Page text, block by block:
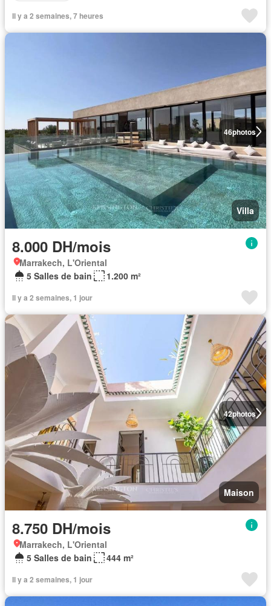
Il y a 2 semaines, 7 heures
46photos
Villa
8.000 DH/mois
Marrakech, L'Oriental
5 Salles de bain
1.200 m²
Il y a 2 semaines, 1 jour
42photos
Maison
8.750 DH/mois
Marrakech, L'Oriental
5 Salles de bain
444 m²
Il y a 2 semaines, 1 jour